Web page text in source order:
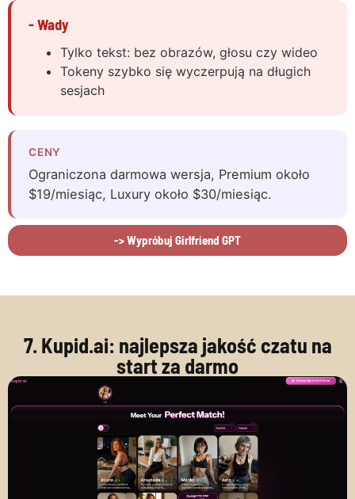
- Wady
Tylko tekst: bez obrazów, głosu czy wideo
Tokeny szybko się wyczerpują na długich
sesjach
CENY
Ograniczona darmowa wersja, Premium około
$19/miesiąc, Luxury około $30/miesiąc.
-> Wypróbuj Girlfriend GPT
7. Kupid.ai: najlepsza jakość czatu na
start za darmo